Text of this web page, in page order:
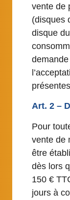
vente de
(disques
disque
Art. 2 –
Pour
vente de
être
dès lors
150 €
jours à